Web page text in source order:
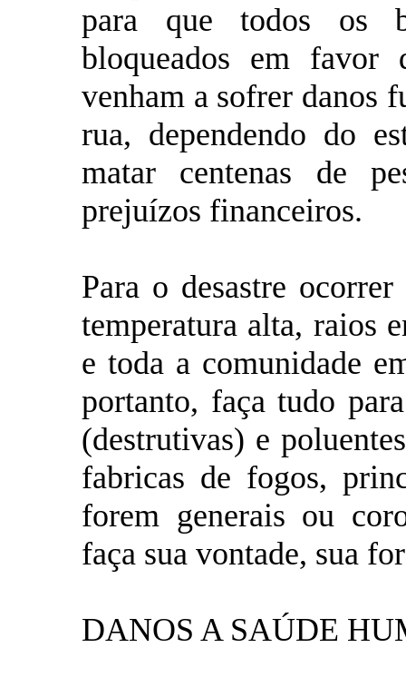
para que todos os
bloqueados em favor
venham a sofrer danos
rua, dependendo do
matar centenas de
prejuízos financeiros.
Para o desastre
temperatura alta, raios
e toda a comunidade
portanto, faça tudo
(destrutivas) e
fabricas de fogos,
forem generais ou
faça sua vontade, sua
DANOS A SAÚDE